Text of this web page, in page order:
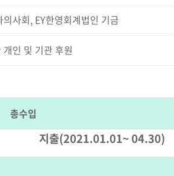
사회, EY한영회계법인 기금
인 및 기관 후원
총수입
지출(2021.01.01~ 04.30)